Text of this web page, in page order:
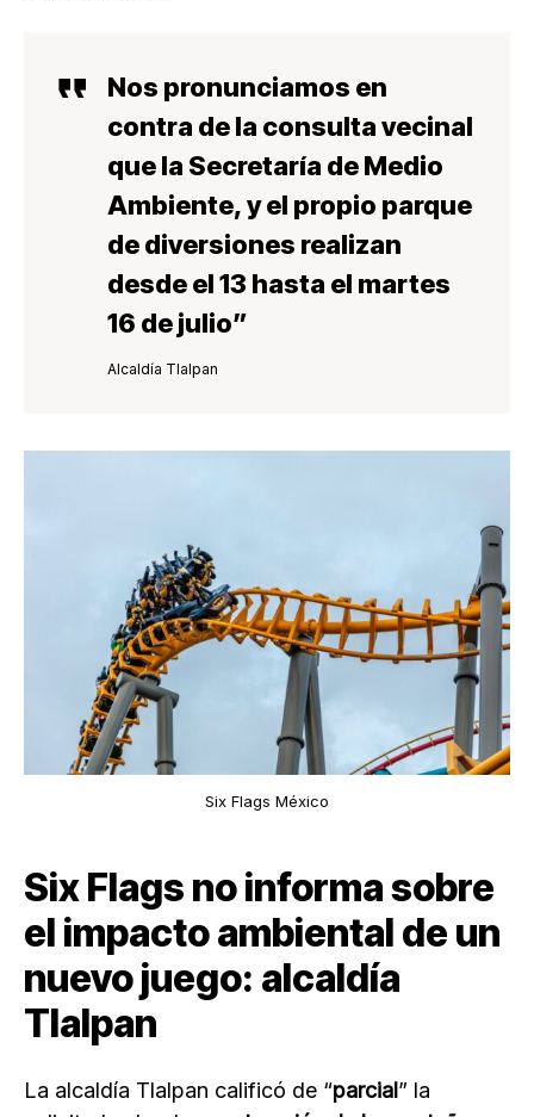
Nos pronunciamos en
contra de la consulta vecinal
que la Secretaría de Medio
Ambiente, y el propio parque
de diversiones realizan
desde el 13 hasta el martes
16 de julio”
Alcaldía Tlalpan
Six Flags México
Six Flags no informa sobre
el impacto ambiental de un
nuevo juego: alcaldía
Tlalpan
La alcaldía Tlalpan calificó de “parcial” la